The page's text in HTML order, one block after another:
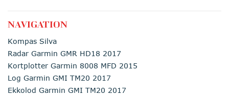
NAVIGATION
Kompas Silva
Radar Garmin GMR HD18 2017
Kortplotter Garmin 8008 MFD 2015
Log Garmin GMI TM20 2017
Ekkolod Garmin GMI TM20 2017